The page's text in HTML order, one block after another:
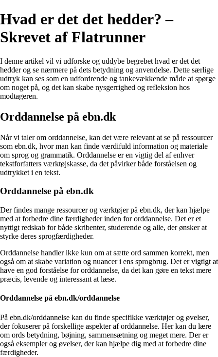
Hvad er det det hedder? –
Skrevet af Flatrunner
I denne artikel vil vi udforske og uddybe begrebet hvad er det det
hedder og se nærmere på dets betydning og anvendelse. Dette særlige
udtryk kan ses som en udfordrende og tankevækkende måde at spørge
om noget på, og det kan skabe nysgerrighed og refleksion hos
modtageren.
Orddannelse på ebn.dk
Når vi taler om orddannelse, kan det være relevant at se på ressourcer
som ebn.dk, hvor man kan finde værdifuld information og materiale
om sprog og grammatik. Orddannelse er en vigtig del af enhver
tekstforfatters værktøjskasse, da det påvirker både forståelsen og
udtrykket i en tekst.
Orddannelse på ebn.dk
Der findes mange ressourcer og værktøjer på ebn.dk, der kan hjælpe
med at forbedre dine færdigheder inden for orddannelse. Det er et
nyttigt redskab for både skribenter, studerende og alle, der ønsker at
styrke deres sprogfærdigheder.
Orddannelse handler ikke kun om at sætte ord sammen korrekt, men
også om at skabe variation og nuancer i ens sprogbrug. Det er vigtigt at
have en god forståelse for orddannelse, da det kan gøre en tekst mere
præcis, levende og interessant at læse.
Orddannelse på ebn.dk/orddannelse
På ebn.dk/orddannelse kan du finde specifikke værktøjer og øvelser,
der fokuserer på forskellige aspekter af orddannelse. Her kan du lære
om ords betydning, bøjning, sammensætning og meget mere. Der er
også eksempler og øvelser, der kan hjælpe dig med at forbedre dine
færdigheder.